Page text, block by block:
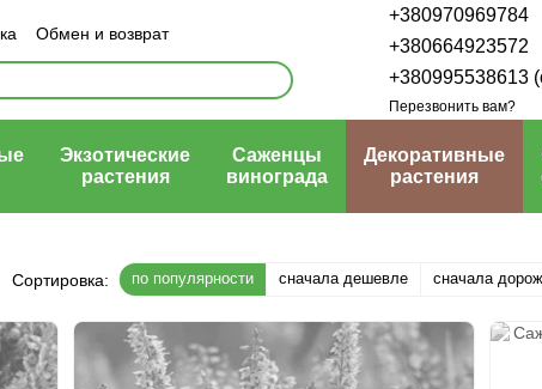
Обмен и возврат
+380970969784
+380664923572
+380995538613
Перезвонить вам?
Экзотические
растения
Саженцы
винограда
Декоративные
растения
Сортировка: по популярности сначала дешевле сначала